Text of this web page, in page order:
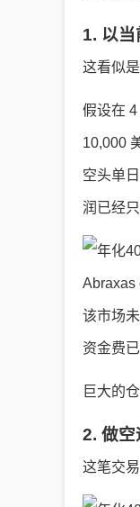
1. 以
这看似
假设在
10,000
空头单
润已经
Abraxas
该市场
资金费
巨大的
2. 做
这笔交